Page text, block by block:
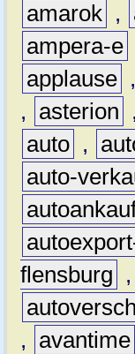
amarok ,
ampera-e
applause ,
,
asterion ,
auto ,
auto-
flensburg
,
,
avantime